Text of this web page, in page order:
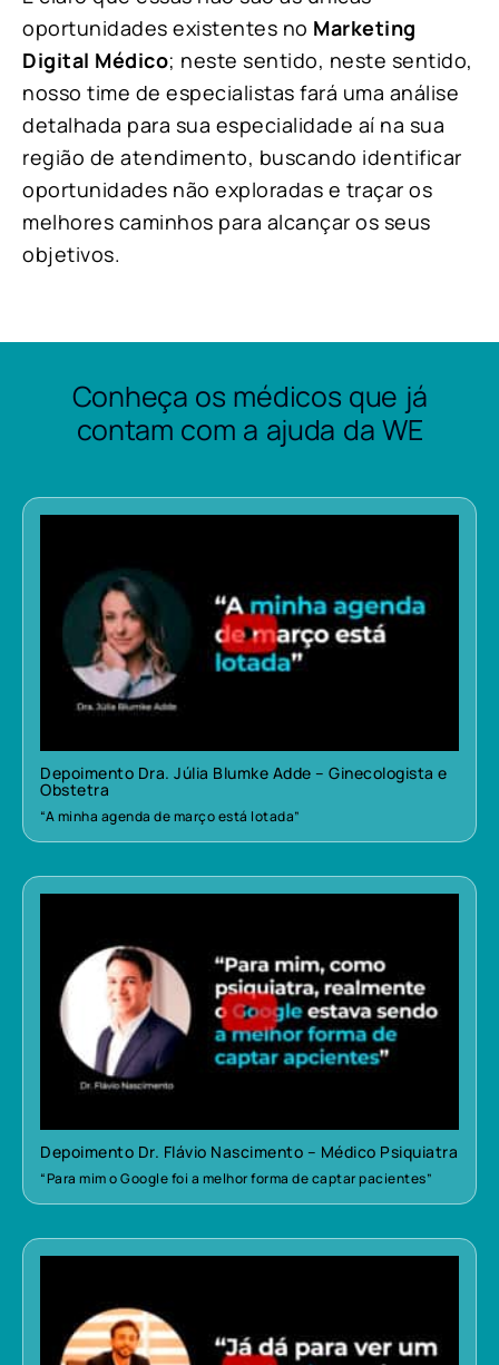
oportunidades existentes no Marketing
Digital Médico; neste sentido, neste sentido,
nosso time de especialistas fará uma análise
detalhada para sua especialidade aí na sua
região de atendimento, buscando identificar
oportunidades não exploradas e traçar os
melhores caminhos para alcançar os seus
objetivos.
Conheça os médicos que já
contam com a ajuda da WE
Depoimento Dra. Júlia Blumke Adde – Ginecologista e
Obstetra
“A minha agenda de março está lotada”
Depoimento Dr. Flávio Nascimento – Médico Psiquiatra
“Para mim o Google foi a melhor forma de captar pacientes”